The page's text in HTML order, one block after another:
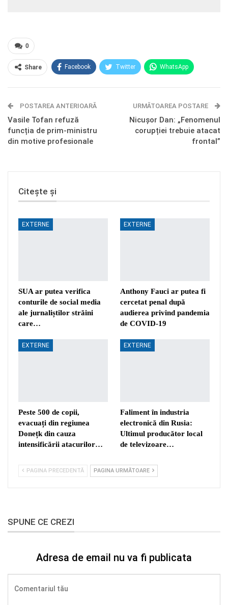
0
Share Facebook Twitter WhatsApp
Telegram OK.ru
POSTAREA ANTERIOARĂ
Vasile Tofan refuză
funcția de prim-ministru
din motive profesionale
URMĂTOAREA POSTARE
Nicușor Dan: „Fenomenul
corupției trebuie atacat
frontal”
Citește și
EXTERNE
SUA ar putea verifica
conturile de social media
ale jurnaliștilor străini
care…
EXTERNE
Anthony Fauci ar putea fi
cercetat penal după
audierea privind pandemia
de COVID-19
EXTERNE
Peste 500 de copii,
evacuați din regiunea
Donețk din cauza
intensificării atacurilor…
EXTERNE
Faliment în industria
electronică din Rusia:
Ultimul producător local
de televizoare…
PAGINA PRECEDENTĂ PAGINA URMĂTOARE
SPUNE CE CREZI
Adresa de email nu va fi publicata